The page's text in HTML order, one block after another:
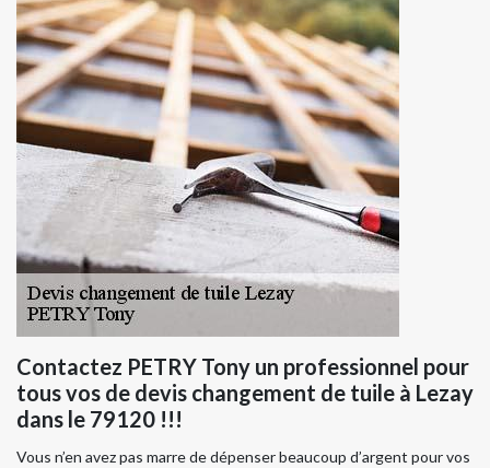
Contactez PETRY Tony un professionnel pour
tous vos de devis changement de tuile à Lezay
dans le 79120 !!!
Vous n’en avez pas marre de dépenser beaucoup d’argent pour vos